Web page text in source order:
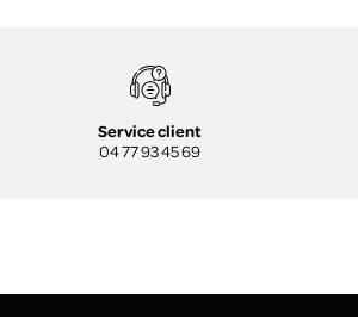
Service client
04 77 93 45 69